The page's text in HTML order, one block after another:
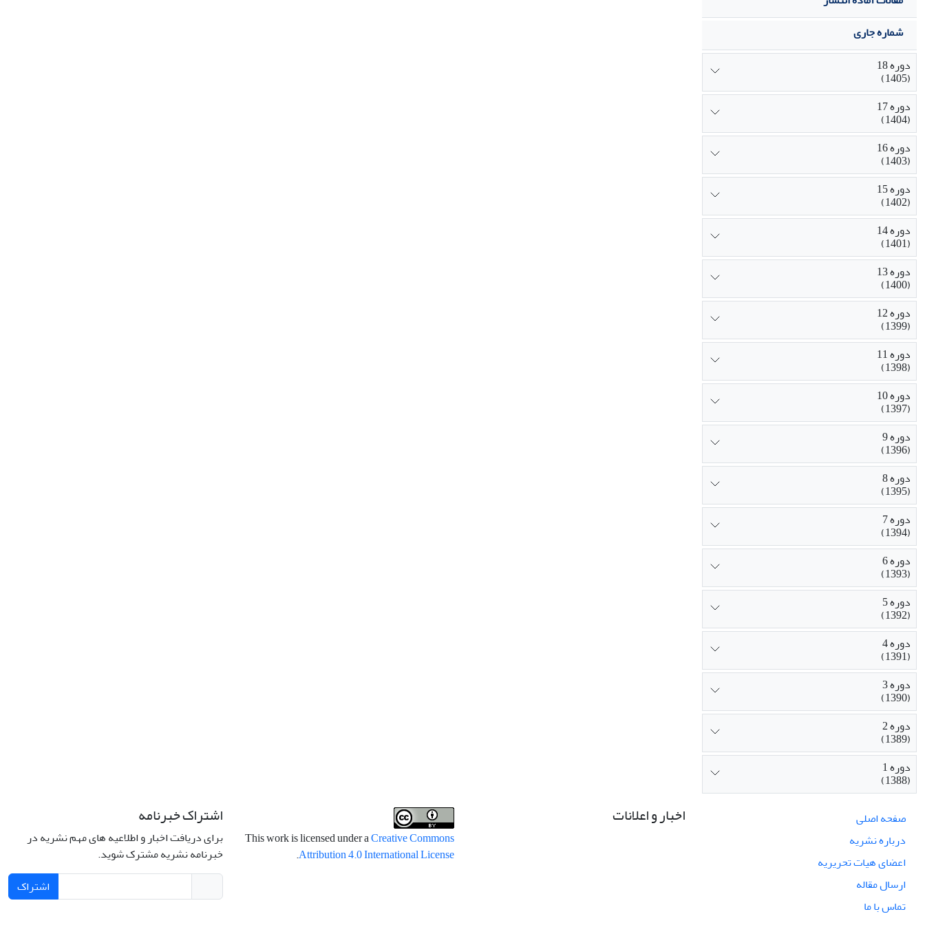
شماره جاری
دوره 18
(1405)
دوره 17
(1404)
دوره 16
(1403)
دوره 15
(1402)
دوره 14
(1401)
دوره 13
(1400)
دوره 12
(1399)
دوره 11
(1398)
دوره 10
(1397)
دوره 9
(1396)
دوره 8
(1395)
دوره 7
(1394)
دوره 6
(1393)
دوره 5
(1392)
دوره 4
(1391)
دوره 3
(1390)
دوره 2
(1389)
دوره 1
(1388)
صفحه اصلی
درباره نشریه
اعضای هیات تحریریه
ارسال مقاله
تماس با ما
اخبار و اعلانات
This work is licensed under aCreative Commons
Attribution 4.0 International License
.
اشتراک خبرنامه
برای دریافت اخبار و اطلاعیه های مهم نشریه در
خبرنامه نشریه مشترک شوید.
اشتراک